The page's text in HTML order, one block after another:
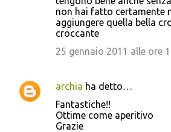
non hai fatto certamente
aggiungere quella bella
croccante
25 gennaio 2011 alle ore
archia ha detto…
Fantastiche!!
Ottime come aperitivo
Grazie